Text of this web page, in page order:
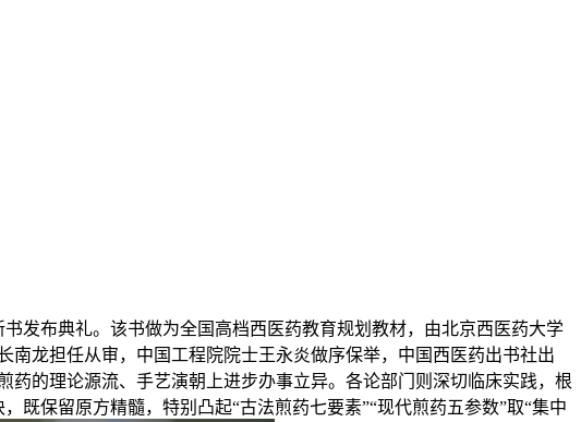
发布典礼。该书做为全国高档西医药教育规划教材，由北京西医药大学
龙担任从审，中国工程院院士王永炎做序保举，中国西医药出书社出
药的理论源流、手艺演朝上进步办事立异。各论部门则深切临床实践，根
既保留原方精髓，特别凸起“古法煎药七要素”“现代煎药五参数”取“集中